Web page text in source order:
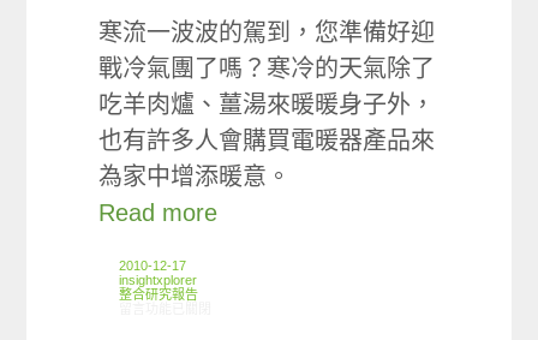
寒流一波波的駕到，您準備好迎
戰冷氣團了嗎？寒冷的天氣除了
吃羊肉爐、薑湯來暖暖身子外，
也有許多人會購買電暖器產品來
為家中增添暖意。
Read more
2010-12-17
insightxplorer
整合研究報告